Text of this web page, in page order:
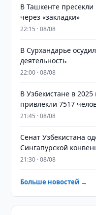
В Ташкенте
через «закладки»
22:15 · 08/08
В Сурхандарье
деятельность
22:00 · 08/08
В Узбекистане в 2025
привлекли 7517
21:45 · 08/08
Сенат Узбекистана
Сингапурской
21:30 · 08/08
Больше новостей →